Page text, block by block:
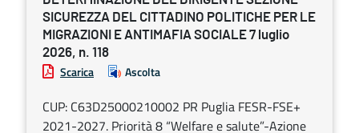
SICUREZZA DEL CITTADINO POLITICHE PER LE
MIGRAZIONI E ANTIMAFIA SOCIALE 7 luglio
2026, n. 118
Scarica Ascolta
CUP: C63D25000210002 PR Puglia FESR-FSE+
2021-2027. Priorità 8 “Welfare e salute”-Azione